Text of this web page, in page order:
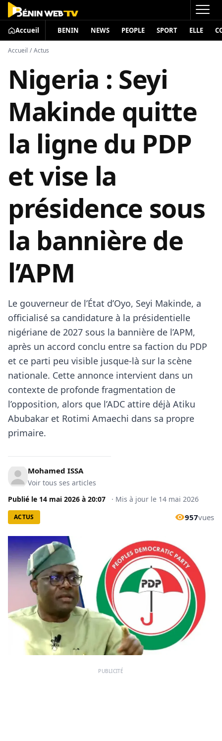
Accueil BENIN NEWS PEOPLE SPORT ELLE
Accueil / Actus
Nigeria : Seyi
Makinde quitte
la ligne du PDP
et vise la
présidence sous
la bannière de
l’APM
Le gouverneur de l’État d’Oyo, Seyi Makinde, a
officialisé sa candidature à la présidentielle
nigériane de 2027 sous la bannière de l’APM,
après un accord conclu entre sa faction du PDP
et ce parti peu visible jusque-là sur la scène
nationale. Cette annonce intervient dans un
contexte de profonde fragmentation de
l’opposition, alors que l’ADC attire déjà Atiku
Abubakar et Rotimi Amaechi dans sa propre
primaire.
Mohamed ISSA
Voir tous ses articles
Publié le 14 mai 2026 à 20:07 · Mis à jour le 14 mai 2026
ACTUS 957vues
PUBLICITÉ